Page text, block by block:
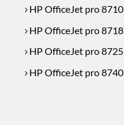
HP OfficeJet pro 8710
HP OfficeJet pro 8718
HP OfficeJet pro 8725
HP OfficeJet pro 8740